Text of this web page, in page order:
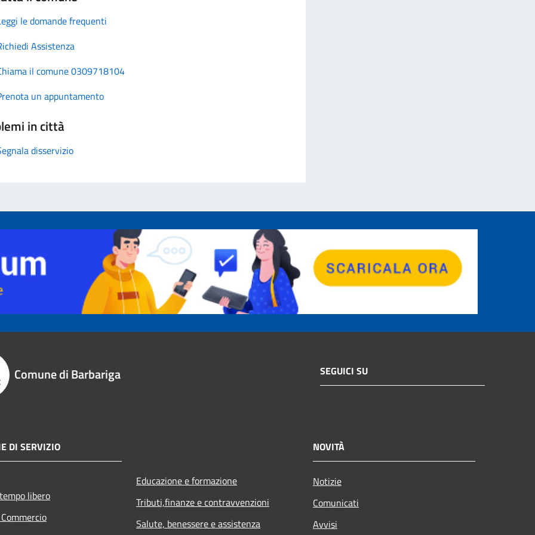
le domande frequenti
Assistenza
il comune 0309718104
un appuntamento
in città
disservizio
Comune di Barbariga SEGUICI SU
DI SERVIZIO
libero
Educazione e formazione
Tributi,finanze e contravvenzioni
Salute, benessere e assistenza
NOVITÀ
Notizie
Comunicati
Avvisi